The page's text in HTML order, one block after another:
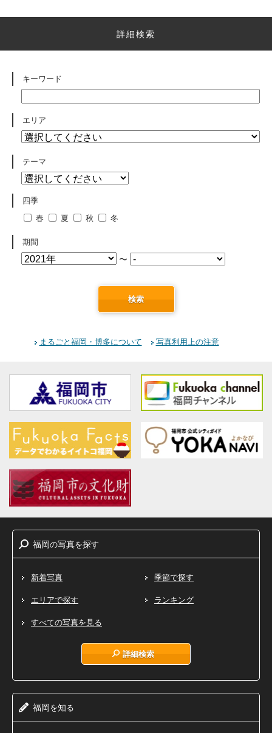
詳細検索
キーワード
エリア
テーマ
四季
春
夏 秋 冬
期間
〜
検索
まるごと福岡・博多について 写真利用上の注意
福岡の写真を探す
新着写真 季節で探す
エリアで探す ランキング
すべての写真を見る
詳細検索
福岡を知る